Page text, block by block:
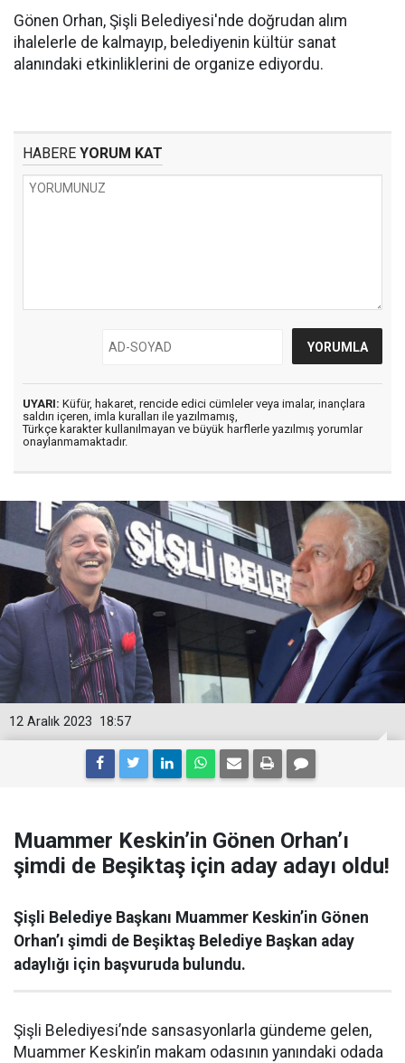
Gönen Orhan, Şişli Belediyesi'nde doğrudan alım
ihalelerle de kalmayıp, belediyenin kültür sanat
alanındaki etkinliklerini de organize ediyordu.
HABERE YORUM KAT
UYARI: Küfür, hakaret, rencide edici cümleler veya imalar, inançlara
saldırı içeren, imla kuralları ile yazılmamış,
Türkçe karakter kullanılmayan ve büyük harflerle yazılmış yorumlar
onaylanmamaktadır.
18:57
12 Aralık 2023
Muammer Keskin’in Gönen Orhan’ı
şimdi de Beşiktaş için aday adayı oldu!
Şişli Belediye Başkanı Muammer Keskin’in Gönen
Orhan’ı şimdi de Beşiktaş Belediye Başkan aday
adaylığı için başvuruda bulundu.
Şişli Belediyesi’nde sansasyonlarla gündeme gelen,
Muammer Keskin’in makam odasının yanındaki odada